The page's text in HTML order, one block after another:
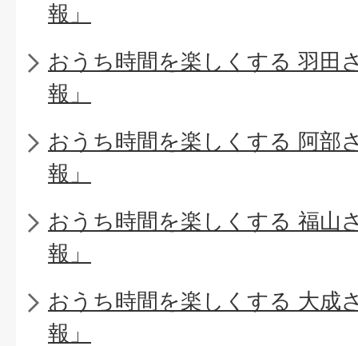
報」
おうち時間を楽しくする 羽田
報」
おうち時間を楽しくする 阿部
報」
おうち時間を楽しくする 福山
報」
おうち時間を楽しくする 大成
報」